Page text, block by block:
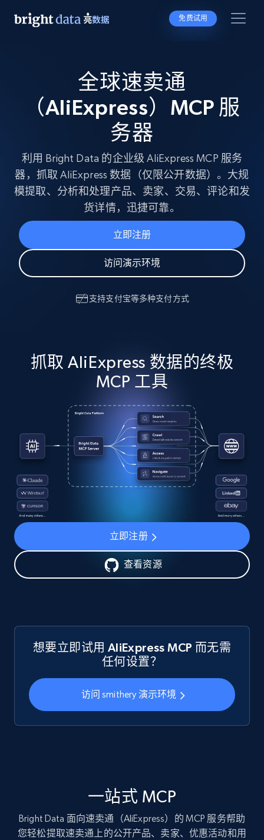
免费试用
全球速卖通
（AliExpress）MCP 服
务器
利用 Bright Data 的企业级 AliExpress MCP 服务
器，抓取 AliExpress 数据（仅限公开数据）。大规
模提取、分析和处理产品、卖家、交易、评论和发
货详情，迅捷可靠。
立即注册
访问演示环境
支持支付宝等多种支付方式
抓取 AliExpress 数据的终极
MCP 工具
立即注册
查看资源
想要立即试用 AliExpress MCP 而无需
任何设置？
访问 smithery 演示环境
一站式 MCP
Bright Data 面向速卖通（AliExpress）的 MCP 服务帮助
您轻松提取速卖通上的公开产品、卖家、优惠活动和用